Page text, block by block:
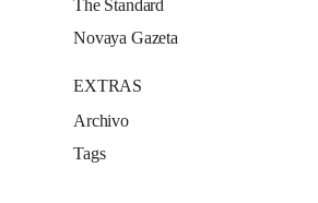
The Standard
Novaya Gazeta
EXTRAS
Archivo
Tags